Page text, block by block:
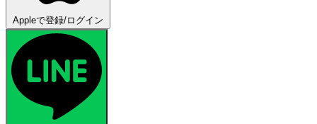
Appleで登録/ログイン